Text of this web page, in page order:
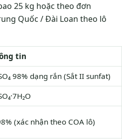
25 kg hoặc theo đơn
Quốc / Đài Loan theo lô
tin
98% dạng rắn (Sắt II sunfat)
(xác nhận theo COA lô)